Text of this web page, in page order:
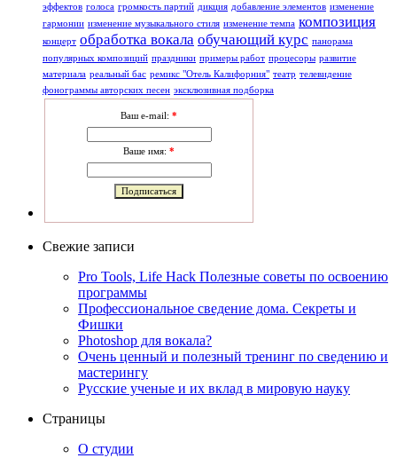
эффектов голоса громкость партий дикция добавление элементов изменение
гармонии изменение музыкального стиля изменение темпа композиция
концерт обработка вокала обучающий курс панорама
популярных композиций праздники примеры работ процесоры развитие
материала реальный бас ремикс "Отель Калифорния" театр телевидение
фонограммы авторских песен эксклюзивная подборка
Ваш e-mail: *
Ваше имя: *
Свежие записи
Pro Tools, Life Hack Полезные советы по освоению
программы
Профессиональное сведение дома. Секреты и
Фишки
Photoshop для вокала?
Очень ценный и полезный тренинг по сведению и
мастерингу
Русские ученые и их вклад в мировую науку
Страницы
О студии